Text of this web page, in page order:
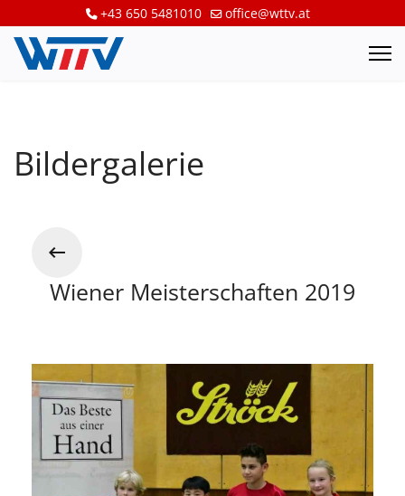
+43 650 5481010 office@wttv.at
Bildergalerie
Wiener Meisterschaften 2019